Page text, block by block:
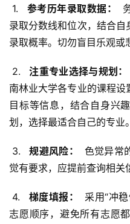
1.
  参考历年录取数据：
录取分数线和位次，结合
录取概率。切勿盲目乐观或
2.
  注重专业选择与规划：
南林业大学各专业的课程
目标等信息，结合自身兴
划，选择最适合自己的专业
3.
  规避风险：
色觉异常
觉有要求，应提前查询相关
4.
  梯度填报：
采用“冲
志愿顺序，避免所有志愿